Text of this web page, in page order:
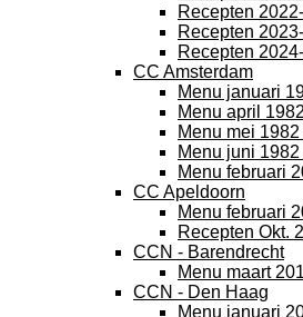
Recepten
Recepten
Recepten
CC Amsterdam
Menu januari
Menu april
Menu mei
Menu juni
Menu februari
CC Apeldoorn
Menu februari
Recepten Okt.
CCN - Barendrecht
Menu maart
CCN - Den Haag
Menu januari